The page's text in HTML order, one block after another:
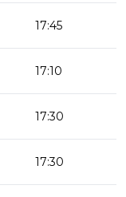
17:45
17:10
17:30
17:30